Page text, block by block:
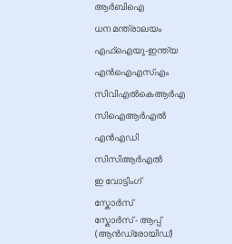
ആർബിഐ
ധന മന്ത്രാലയം
എഫ്‍ഐ‍യു-ഇന്ത്യ
എന്‍ഐ‍എസ്‍എം
സിവി‍എല്‍കെ‍ആര്‍എ
സിഐആർഎൽ
എൻഎഡി
സിസി‍ആര്‍എല്‍
ഇ വോട്ടിംഗ്
സ്കോര്‍സ്
സ്കോര്‍സ് - ആപ്പ്
(ആൻഡ്രോയിഡ്)